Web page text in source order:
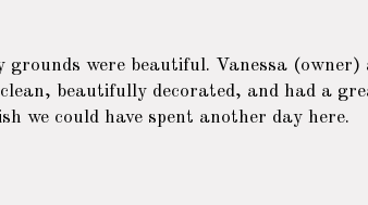
were beautiful. Vanessa
beautifully decorated, and had a
we could have spent another day here.